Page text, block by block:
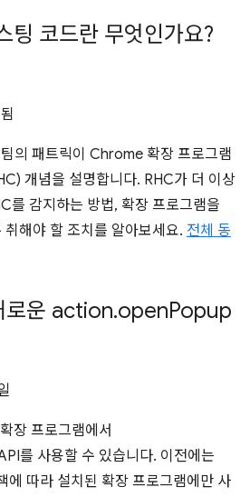
팅 코드란 무엇인가요?
의 패트릭이 Chrome 확장 프로그램
개념을 설명합니다. RHC가 더 이상
를 감지하는 방법, 확장 프로그램을
해야 할 조치를 알아보세요. 전체 동
로운 action.openPopup
장 프로그램에서
를 사용할 수 있습니다. 이전에는
따라 설치된 확장 프로그램에만 사